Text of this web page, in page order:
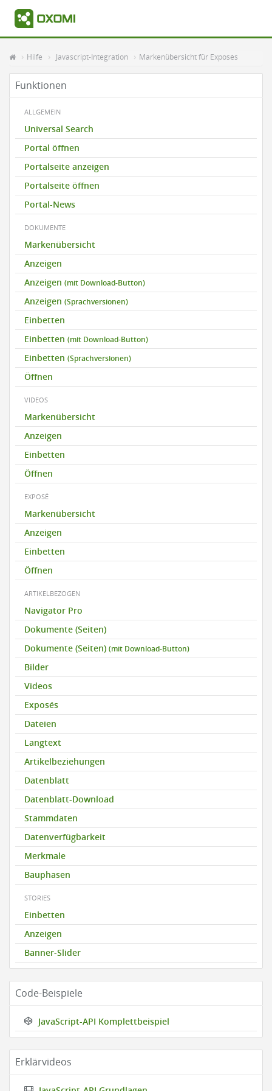
Hilfe Javascript-Integration Markenübersicht für Exposés
Funktionen
ALLGEMEIN
Universal Search
Portal öffnen
Portalseite anzeigen
Portalseite öffnen
Portal-News
DOKUMENTE
Markenübersicht
Anzeigen
Anzeigen (mit Download-Button)
Anzeigen (Sprachversionen)
Einbetten
Einbetten (mit Download-Button)
Einbetten (Sprachversionen)
Öffnen
VIDEOS
Markenübersicht
Anzeigen
Einbetten
Öffnen
EXPOSÉ
Markenübersicht
Anzeigen
Einbetten
Öffnen
ARTIKELBEZOGEN
Navigator Pro
Dokumente (Seiten)
Dokumente (Seiten) (mit Download-Button)
Bilder
Videos
Exposés
Dateien
Langtext
Artikelbeziehungen
Datenblatt
Datenblatt-Download
Stammdaten
Datenverfügbarkeit
Merkmale
Bauphasen
STORIES
Einbetten
Anzeigen
Banner-Slider
Code-Beispiele
JavaScript-API Komplettbeispiel
Erklärvideos